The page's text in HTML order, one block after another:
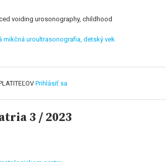
voiding urosonography, childhood
mikčná uroultrasonografia, detský vek
Prihlásiť sa
3 / 2023